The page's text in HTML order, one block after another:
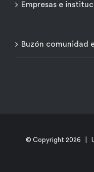
Empresas e
Buzón comunidad
© Copyright 2026 |